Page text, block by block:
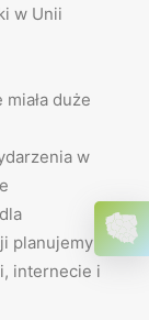
w Unii
duże
w
planujemy
internecie i